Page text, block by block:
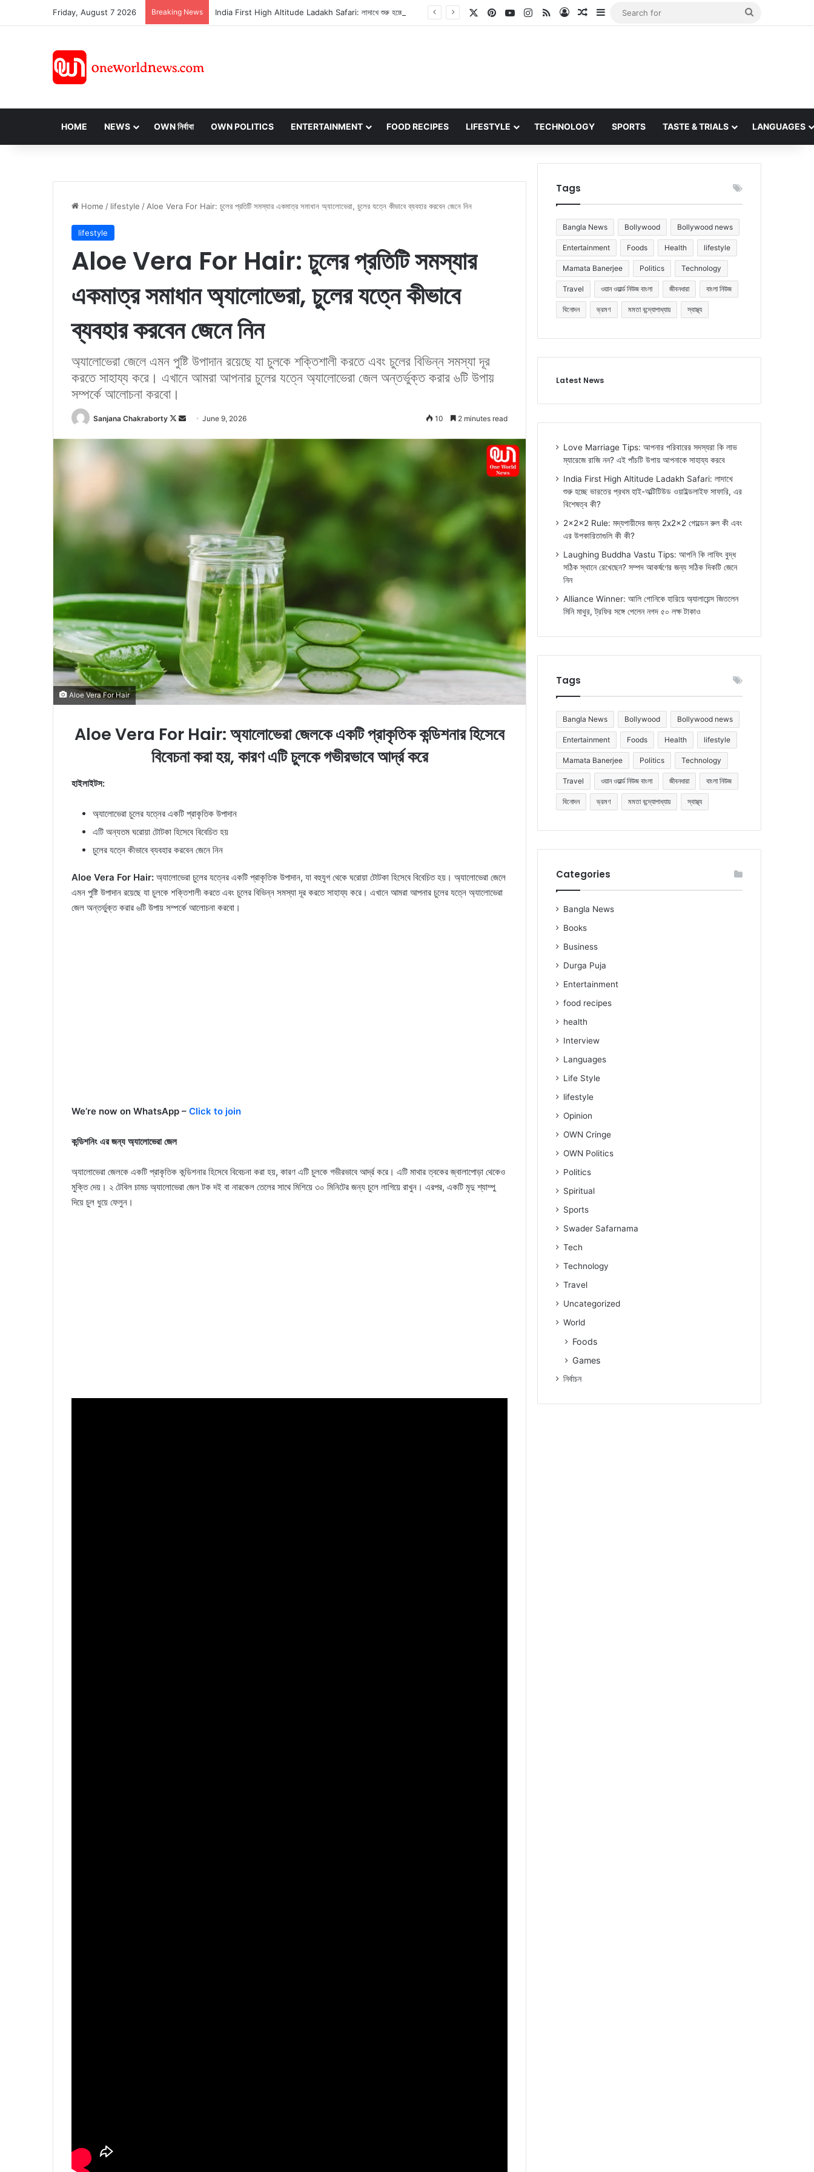
Friday, August 7 2026 Breaking News PinterestYouTubeInstagram
RSS Log InRandom Article
Sidebar
HOME NEWS OWN নির্বাবা OWN POLITICS ENTERTAINMENT FOOD RECIPES LIFESTYLE TECHNOLOGY SPORTS TASTE & TRIALS LANGUAGES
Home / lifestyle / Aloe Vera For Hair: চুলের প্রতিটি সমস্যার একমাত্র সমাধান অ্যালোভেরা, চুলের যত্নে কীভাবে ব্যবহার করবেন জেনে নিন
lifestyle
Aloe Vera For Hair: চুলের প্রতিটি সমস্যার
একমাত্র সমাধান অ্যালোভেরা, চুলের যত্নে কীভাবে
ব্যবহার করবেন জেনে নিন
অ্যালোভেরা জেলে এমন পুষ্টি উপাদান রয়েছে যা চুলকে শক্তিশালী করতে এবং চুলের বিভিন্ন সমস্যা দূর
করতে সাহায্য করে। এখানে আমরা আপনার চুলের যত্নে অ্যালোভেরা জেল অন্তর্ভুক্ত করার ৬টি উপায়
সম্পর্কে আলোচনা করবো।
Sanjana Chakraborty
F
l
X a
i
l
June 9, 2026 10 2 minutes read
Aloe Vera For Hair
Aloe Vera For Hair: অ্যালোভেরা জেলকে একটি প্রাকৃতিক কন্ডিশনার হিসেবে
বিবেচনা করা হয়, কারণ এটি চুলকে গভীরভাবে আর্দ্র করে
হাইলাইটস:
অ্যালোভেরা চুলের যত্নের একটি প্রাকৃতিক উপাদান
এটি অন্যতম ঘরোয়া টোটকা হিসেবে বিবেচিত হয়
চুলের যত্নে কীভাবে ব্যবহার করবেন জেনে নিন
Aloe Vera For Hair: অ্যালোভেরা চুলের যত্নের একটি প্রাকৃতিক উপাদান, যা বহুযুগ থেকে ঘরোয়া টোটকা হিসেবে বিবেচিত হয়। অ্যালোভেরা জেলে
এমন পুষ্টি উপাদান রয়েছে যা চুলকে শক্তিশালী করতে এবং চুলের বিভিন্ন সমস্যা দূর করতে সাহায্য করে। এখানে আমরা আপনার চুলের যত্নে অ্যালোভেরা
জেল অন্তর্ভুক্ত করার ৬টি উপায় সম্পর্কে আলোচনা করবো।
We’re now on WhatsApp – Click to join
কন্ডিশনিং এর জন্য অ্যালোভেরা জেল
অ্যালোভেরা জেলকে একটি প্রাকৃতিক কন্ডিশনার হিসেবে বিবেচনা করা হয়, কারণ এটি চুলকে গভীরভাবে আর্দ্র করে। এটি মাথার ত্বকের জ্বালাপোড়া থেকেও
মুক্তি দেয়। ২ টেবিল চামচ অ্যালোভেরা জেল টক দই বা নারকেল তেলের সাথে মিশিয়ে ৩০ মিনিটের জন্য চুলে লাগিয়ে রাখুন। এরপর, একটি মৃদু শ্যাম্পু
দিয়ে চুল ধুয়ে ফেলুন।
Tags
Bangla News Bollywood Bollywood news
Entertainment Foods Health lifestyle
Mamata Banerjee Politics Technology
Travel ওয়ান ওয়ার্ল্ড নিউজ বাংলা জীবনধারা বাংলা নিউজ
বিনোদন ভ্রমণ মমতা বন্দ্যোপাধ্যায় স্বাস্থ্য
Latest News
Love Marriage Tips: আপনার পরিবারের সদস্যরা কি লাভ
ম্যারেজে রাজি নন? এই পাঁচটি উপায় আপনাকে সাহায্য করবে
India First High Altitude Ladakh Safari: লাদাখে
শুরু হচ্ছে ভারতের প্রথম হাই-অল্টিটিউড ওয়াইল্ডলাইফ সাফারি, এর
বিশেষত্ব কী?
2x2x2 Rule: মদ্যপায়ীদের জন্য 2x2x2 গোল্ডেন রুল কী এবং
এর উপকারিতাগুলি কী কী?
Laughing Buddha Vastu Tips: আপনি কি লাফিং বুদ্ধ
সঠিক স্থানে রেখেছেন? সম্পদ আকর্ষণের জন্য সঠিক দিকটি জেনে
নিন
Alliance Winner: আলি গোনিকে হারিয়ে অ্যালায়েন্স জিতলেন
মিনি মাথুর, ট্রফির সঙ্গে পেলেন নগদ ৫০ লক্ষ টাকাও
Tags
Bangla News Bollywood Bollywood news
Entertainment Foods Health lifestyle
Mamata Banerjee Politics Technology
Travel ওয়ান ওয়ার্ল্ড নিউজ বাংলা জীবনধারা বাংলা নিউজ
বিনোদন ভ্রমণ মমতা বন্দ্যোপাধ্যায় স্বাস্থ্য
Categories
Bangla News
Books
Business
Durga Puja
Entertainment
food recipes
health
Interview
Languages
Life Style
lifestyle
Opinion
OWN Cringe
OWN Politics
Politics
Spiritual
Sports
Swader Safarnama
Tech
Technology
Travel
Uncategorized
World
Foods
Games
নিৰ্বাচন